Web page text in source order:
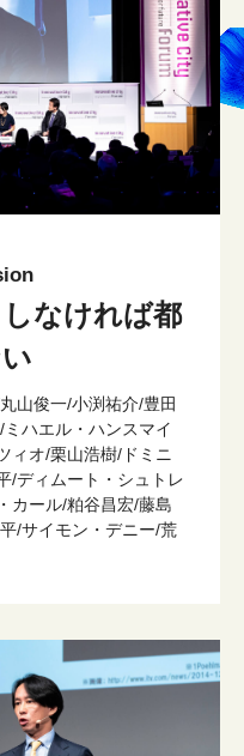
なければ都
山俊一/小渕祐介/豊田
ハエル・ハンスマイ
ィオ/栗山浩樹/ドミニ
/ディムート・シュトレ
カール/粕谷昌宏/藤島
/サイモン・デニー/荒